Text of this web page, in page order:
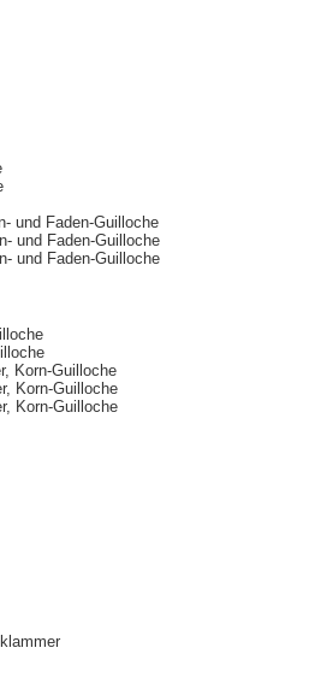
und Faden-Guilloche
und Faden-Guilloche
und Faden-Guilloche
Korn-Guilloche
Korn-Guilloche
Korn-Guilloche